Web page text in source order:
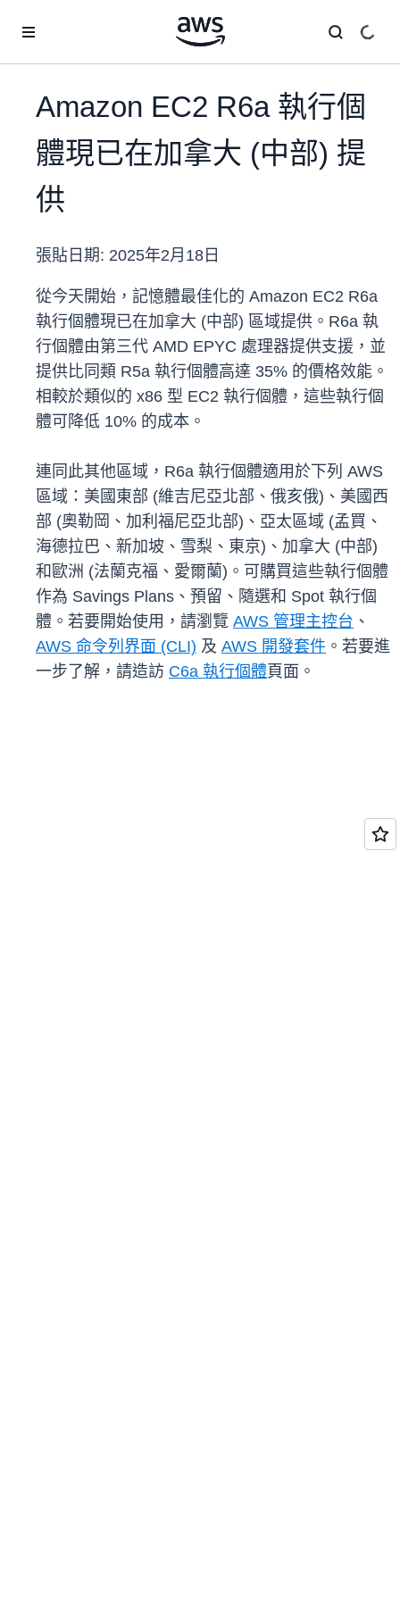
Amazon EC2 R6a 執行個
體現已在加拿大 (中部) 提
供
張貼日期: 2025年2月18日
從今天開始，記憶體最佳化的 Amazon EC2 R6a
執行個體現已在加拿大 (中部) 區域提供。R6a 執
行個體由第三代 AMD EPYC 處理器提供支援，並
提供比同類 R5a 執行個體高達 35% 的價格效能。
相較於類似的 x86 型 EC2 執行個體，這些執行個
體可降低 10% 的成本。
連同此其他區域，R6a 執行個體適用於下列 AWS
區域：美國東部 (維吉尼亞北部、俄亥俄)、美國西
部 (奧勒岡、加利福尼亞北部)、亞太區域 (孟買、
海德拉巴、新加坡、雪梨、東京)、加拿大 (中部)
和歐洲 (法蘭克福、愛爾蘭)。可購買這些執行個體
作為 Savings Plans、預留、隨選和 Spot 執行個
體。若要開始使用，請瀏覽 AWS 管理主控台 、
AWS 命令列界面 (CLI) 及 AWS 開發套件 。若要進
一步了解，請造訪 C6a 執行個體頁面。